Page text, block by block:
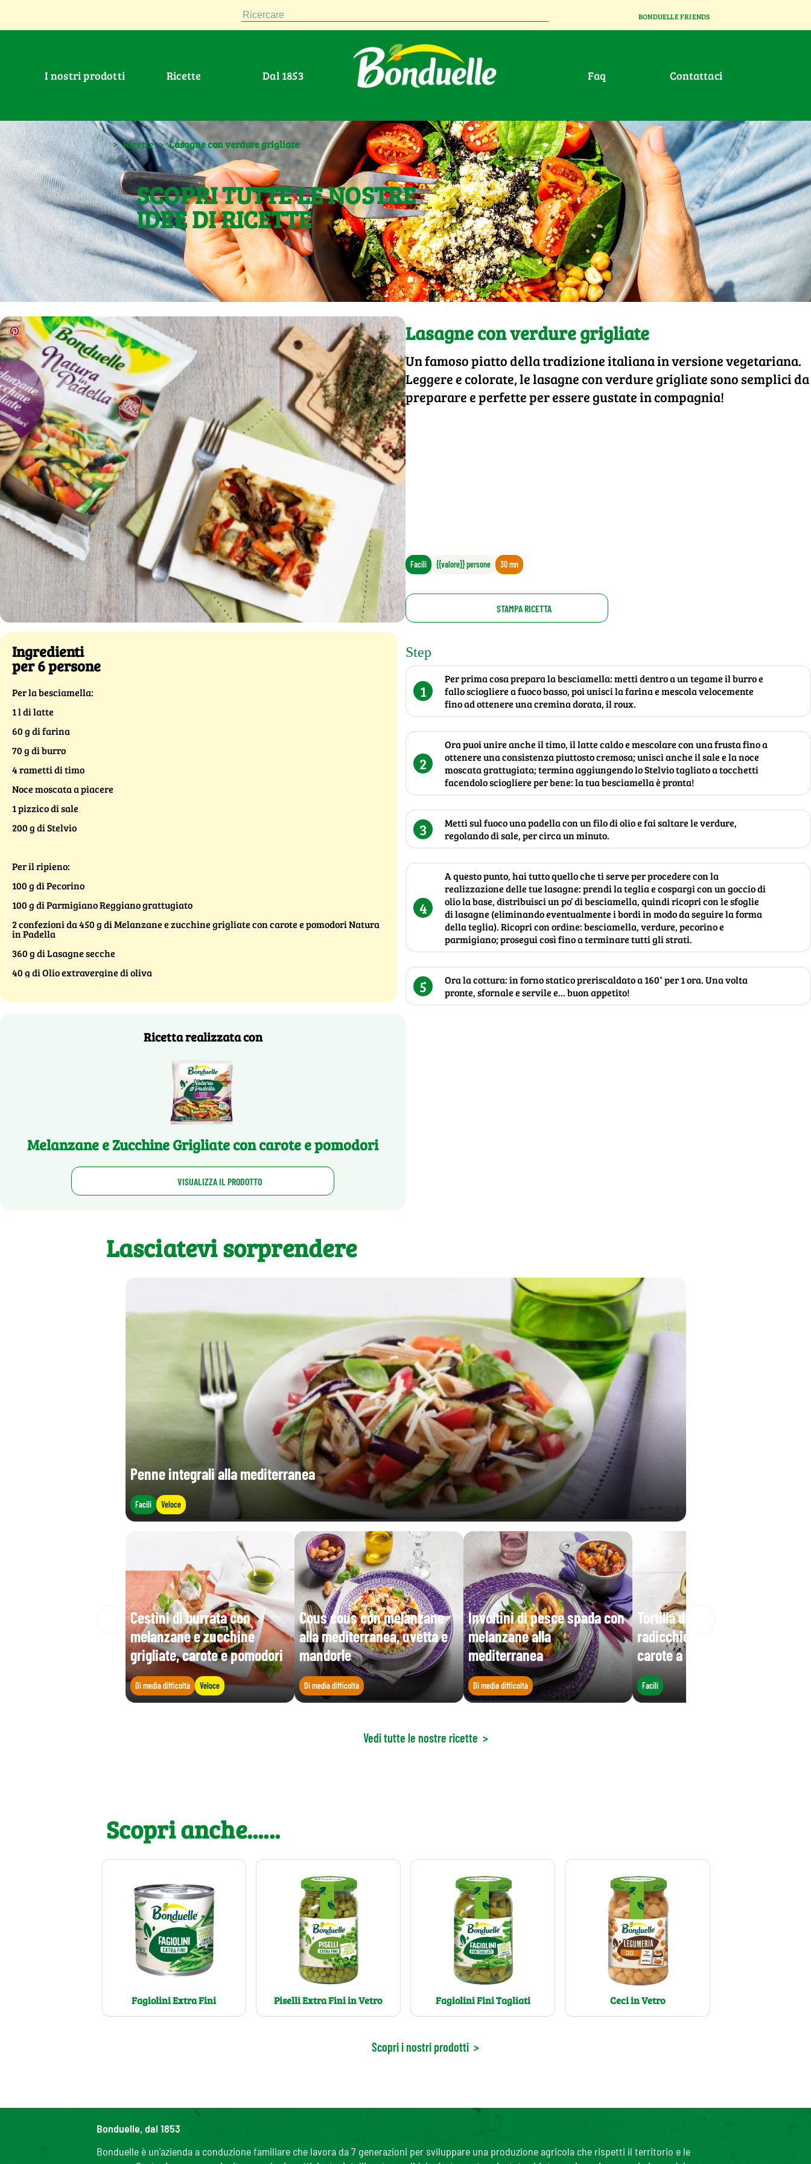
Ricercare BONDUELLE FRIENDS
I nostri prodotti Ricette Dal 1853 faq contattaci
> Ricette > Lasagne con verdure grigliate
SCOPRI TUTTE LE NOSTRE
IDEE DI RICETTE
Lasagne con verdure grigliate
Un famoso piatto della tradizione italiana in versione vegetariana.
Leggere e colorate, le lasagne con verdure grigliate sono semplici da
preparare e perfette per essere gustate in compagnia!
Facili {{valore}} persone 30 mn
STAMPA RICETTA
Ingredienti
per 6 persone
Per la besciamella:
1 l di latte
60 g di farina
70 g di burro
4 rametti di timo
Noce moscata a piacere
1 pizzico di sale
200 g di Stelvio
Per il ripieno:
100 g di Pecorino
100 g di Parmigiano Reggiano grattugiato
2 confezioni da 450 g di Melanzane e zucchine grigliate con carote e pomodori Natura
in Padella
360 g di Lasagne secche
40 g di Olio extravergine di oliva
Ricetta realizzata con
Melanzane e Zucchine Grigliate con carote e pomodori
VISUALIZZA IL PRODOTTO
Step
1
Per prima cosa prepara la besciamella: metti dentro a un tegame il burro e
fallo sciogliere a fuoco basso, poi unisci la farina e mescola velocemente
fino ad ottenere una cremina dorata, il roux.
2
Ora puoi unire anche il timo, il latte caldo e mescolare con una frusta fino a
ottenere una consistenza piuttosto cremosa; unisci anche il sale e la noce
moscata grattugiata; termina aggiungendo lo Stelvio tagliato a tocchetti
facendolo sciogliere per bene: la tua besciamella è pronta!
3
Metti sul fuoco una padella con un filo di olio e fai saltare le verdure,
regolando di sale, per circa un minuto.
4
A questo punto, hai tutto quello che ti serve per procedere con la
realizzazione delle tue lasagne: prendi la teglia e cospargi con un goccio di
olio la base, distribuisci un po’ di besciamella, quindi ricopri con le sfoglie
di lasagne (eliminando eventualmente i bordi in modo da seguire la forma
della teglia). Ricopri con ordine: besciamella, verdure, pecorino e
parmigiano; prosegui così fino a terminare tutti gli strati.
5
Ora la cottura: in forno statico preriscaldato a 160° per 1 ora. Una volta
pronte, sfornale e servile e… buon appetito!
Lasciatevi sorprendere
Penne integrali alla mediterranea
Facili Veloce
Cestini di burrata con
melanzane e zucchine
grigliate, carote e pomodori
Di media difficoltà Veloce
Cous cous con melanzane
alla mediterranea, uvetta e
mandorle
Di media difficoltà
Involtini di pesce spada con
melanzane alla
mediterranea
Di media difficoltà
Tortilla di pollo con
radicchio, cavolo bianco e
carote a crudo
Facili
Vedi tutte le nostre ricette >
Scopri anche......
Fagiolini Extra Fini Piselli Extra Fini in Vetro Fagiolini Fini Tagliati Ceci in Vetro
Scopri i nostri prodotti >
Bonduelle, dal 1853
Bonduelle è un'azienda a conduzione familiare che lavora da 7 generazioni per sviluppare una produzione agricola che rispetti il territorio e le